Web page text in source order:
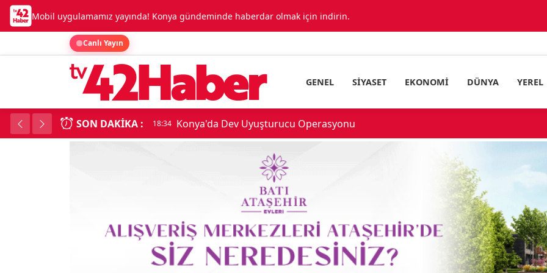
Mobil uygulamamız yayında! Konya gündeminde haberdar olmak için indirin.
Canlı Yayın
GENEL SIYASET EKONOMI DÜNYA YEREL
SON DAKIKA : 18:34 Konya'da Dev Uyuşturucu Operasyonu